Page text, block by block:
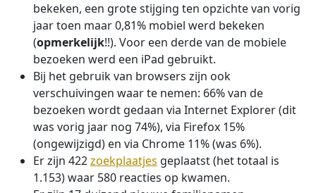
bekeken, een grote stijging ten opzichte van vorig
jaar toen maar 0,81% mobiel werd bekeken
(opmerkelijk!!). Voor een derde van de mobiele
bezoeken werd een iPad gebruikt.
Bij het gebruik van browsers zijn ook
verschuivingen waar te nemen: 66% van de
bezoeken wordt gedaan via Internet Explorer (dit
was vorig jaar nog 74%), via Firefox 15%
(ongewijzigd) en via Chrome 11% (was 6%).
Er zijn 422zoekplaatjes geplaatst (het totaal is
1.153) waar 580 reacties op kwamen.